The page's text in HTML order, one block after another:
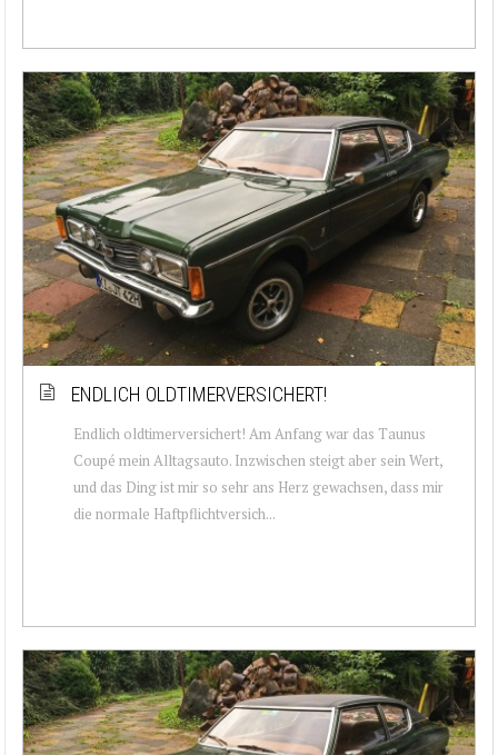
ENDLICH OLDTIMERVERSICHERT!
Endlich oldtimerversichert! Am Anfang war das Taunus
Coupé mein Alltagsauto. Inzwischen steigt aber sein Wert,
und das Ding ist mir so sehr ans Herz gewachsen, dass mir
die normale Haftpflichtversich...